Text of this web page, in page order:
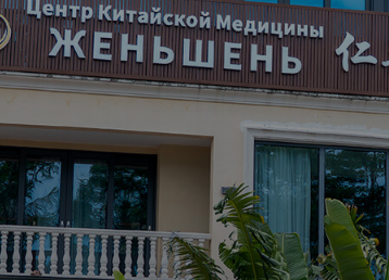
Травмы
Позвоночник
Протрузия
Лечение опорно двигательного аппарата
ДЕТСКИЕ ЗАБОЛЕВАНИЯ
ДЦП
Аутизм
Снижение иммунитета
Легкие
Почки
Печень